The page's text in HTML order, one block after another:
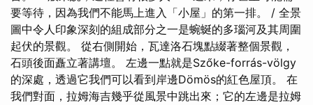
要等待，因為我們不能馬上進入「小屋」的第一排。 / 全景
圖中令人印象深刻的組成部分之一是蜿蜒的多瑙河及其周圍
起伏的景觀。 從右側開始，瓦達洛石塊點綴著整個景觀，
石頭後面矗立著講壇。 左邊一點就是Szőke-forrás-völgy
的深處，透過它我們可以看到岸邊Dömös的紅色屋頂。 在
我們對面，拉姆海吉幾乎從風景中跳出來；它的左邊是拉姆